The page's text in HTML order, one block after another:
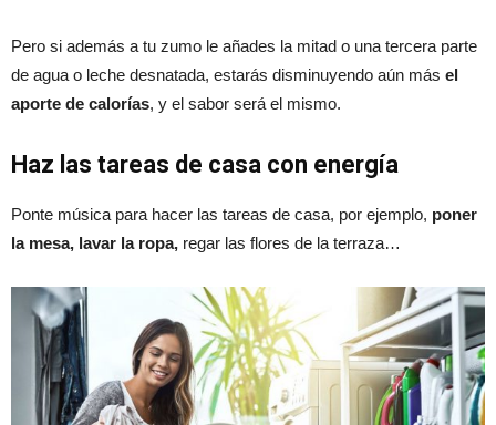
Pero si además a tu zumo le añades la mitad o una tercera parte
de agua o leche desnatada, estarás disminuyendo aún más el
aporte de calorías, y el sabor será el mismo.
Haz las tareas de casa con energía
Ponte música para hacer las tareas de casa, por ejemplo, poner
la mesa, lavar la ropa, regar las flores de la terraza…